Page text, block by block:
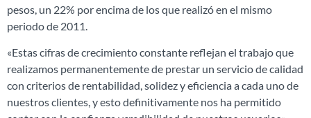
pesos, un 22% por encima de los que realizó en el mismo
periodo de 2011.
«Estas cifras de crecimiento constante reflejan el trabajo que
realizamos permanentemente de prestar un servicio de calidad
con criterios de rentabilidad, solidez y eficiencia a cada uno de
nuestros clientes, y esto definitivamente nos ha permitido